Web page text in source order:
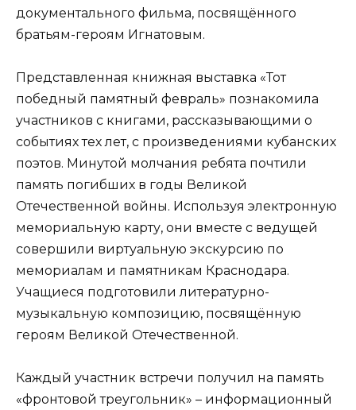
документального фильма, посвящённого
братьям-героям Игнатовым.
Представленная книжная выставка «Тот
победный памятный февраль» познакомила
участников с книгами, рассказывающими о
событиях тех лет, с произведениями кубанских
поэтов. Минутой молчания ребята почтили
память погибших в годы Великой
Отечественной войны. Используя электронную
мемориальную карту, они вместе с ведущей
совершили виртуальную экскурсию по
мемориалам и памятникам Краснодара.
Учащиеся подготовили литературно-
музыкальную композицию, посвящённую
героям Великой Отечественной.
Каждый участник встречи получил на память
«фронтовой треугольник» – информационный